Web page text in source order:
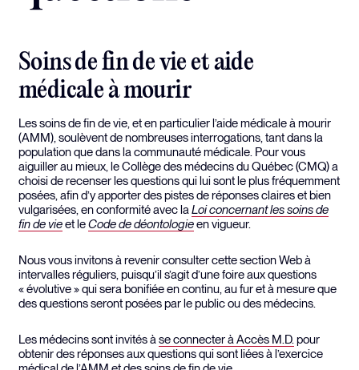
Soins de fin de vie et aide
médicale à mourir
Les soins de fin de vie, et en particulier l’aide médicale à mourir
(AMM), soulèvent de nombreuses interrogations, tant dans la
population que dans la communauté médicale. Pour vous
aiguiller au mieux, le Collège des médecins du Québec (CMQ) a
choisi de recenser les questions qui lui sont le plus fréquemment
posées, afin d’y apporter des pistes de réponses claires et bien
vulgarisées, en conformité avec la Loi concernant les soins de
fin de vieet leCode de déontologieen vigueur.
Nous vous invitons à revenir consulter cette section Web à
intervalles réguliers, puisqu’il s’agit d’une foire aux questions
« évolutive » qui sera bonifiée en continu, au fur et à mesure que
des questions seront posées par le public ou des médecins.
Les médecins sont invités àse connecter à Accès M.D.pour
obtenir des réponses aux questions qui sont liées à l’exercice